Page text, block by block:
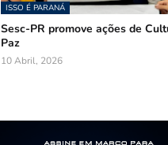
ISSO É PARANÁ
Sesc-PR promove ações de
Paz
10 Abril, 2026